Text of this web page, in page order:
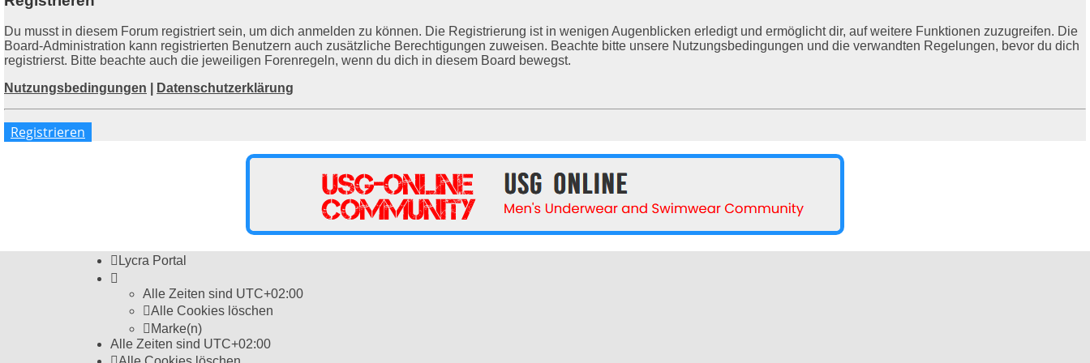
Du musst in diesem Forum registriert sein, um dich anmelden zu können. Die Registrierung ist in wenigen Augenblicken erledigt und ermöglicht dir, auf weitere Funktionen zuzugreifen. Die
Board-Administration kann registrierten Benutzern auch zusätzliche Berechtigungen zuweisen. Beachte bitte unsere Nutzungsbedingungen und die verwandten Regelungen, bevor du dich
registrierst. Bitte beachte auch die jeweiligen Forenregeln, wenn du dich in diesem Board bewegst.
Nutzungsbedingungen
Datenschutzerklärung
Registrieren
Lycra Portal
Alle Zeiten sind UTC+02:00
Alle Cookies löschen
Marke(n)
Alle Zeiten sind UTC+02:00